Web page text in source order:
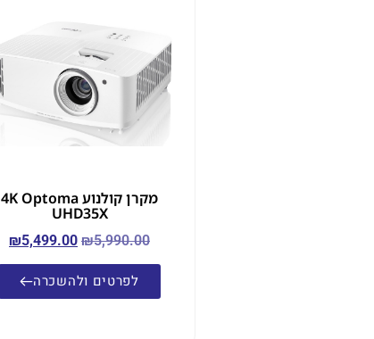
מקרן קולנוע 4K Optoma
UHD35X
₪5,990.00
₪5,499.00
לפרטים ולהשכרה